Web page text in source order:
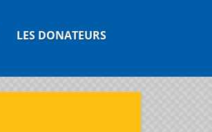
LES DONATEURS